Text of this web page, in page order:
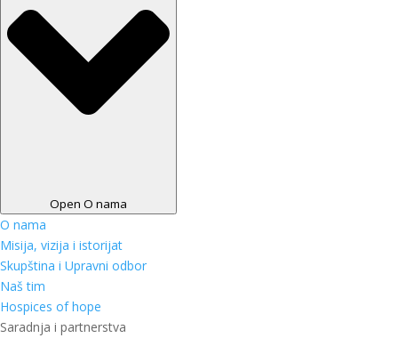
Open O nama
O nama
Misija, vizija i istorijat
Skupština i Upravni odbor
Naš tim
Hospices of hope
Saradnja i partnerstva